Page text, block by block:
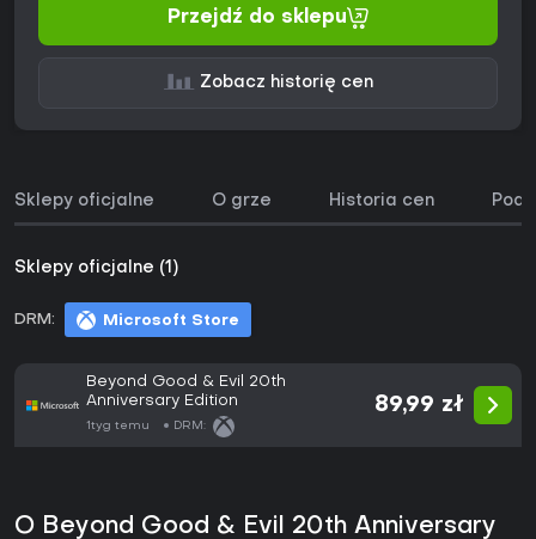
Przejdź do sklepu
Zobacz historię cen
Sklepy oficjalne O grze Historia cen
Sklepy oficjalne (1)
DRM: Microsoft Store
Beyond Good & Evil 20th
Anniversary Edition
1tyg temu DRM:
89,99 zł
O Beyond Good & Evil 20th Anniversary